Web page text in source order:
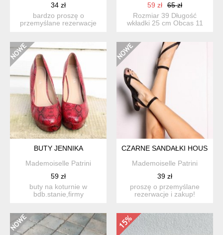
34 zł
bardzo proszę o
przemyślane rezerwacje
59 zł
65 zł
Rozmiar 39 Długość
wkładki 25 cm Obcas 11
BUTY JENNIKA
Mademoiselle Patrini
59 zł
buty na koturnie w
bdb.stanie,firmy
CZARNE SANDAŁKI HOUSE 41
Mademoiselle Patrini
39 zł
proszę o przemyślane
rezerwacje i zakup!